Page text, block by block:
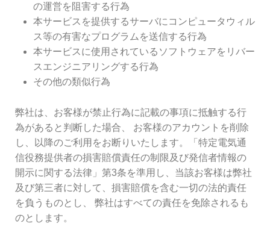
の運営を阻害する行為
本サービスを提供するサーバにコンピュータウィル
ス等の有害なプログラムを送信する行為
本サービスに使用されているソフトウェアをリバー
スエンジニアリングする行為
その他の類似行為
弊社は、お客様が禁止行為に記載の事項に抵触する行
為があると判断した場合、 お客様のアカウントを削除
し、以降のご利用をお断りいたします。「特定電気通
信役務提供者の損害賠償責任の制限及び発信者情報の
開示に関する法律」第3条を準用し、当該お客様は弊社
及び第三者に対して、損害賠償を含む一切の法的責任
を負うものとし、 弊社はすべての責任を免除されるも
のとします。